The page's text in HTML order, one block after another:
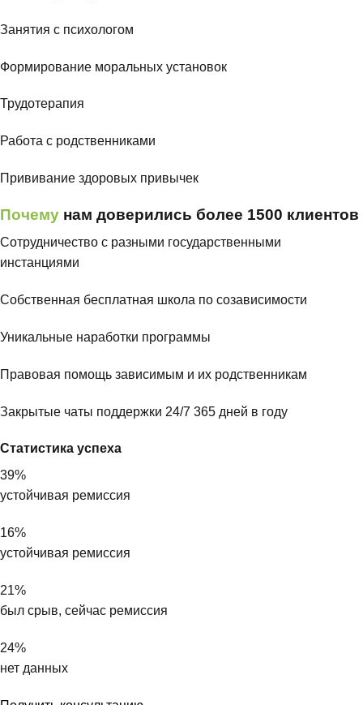
Занятия с психологом
Формирование моральных установок
Трудотерапия
Работа с родственниками
Прививание здоровых привычек
Почему нам доверились более 1500 клиентов
Cотрудничество с разными государственными
инстанциями
Cобственная бесплатная школа по созависимости
Уникальные наработки программы
Правовая помощь зависимым и их родственникам
Закрытые чаты поддержки 24/7 365 дней в году
Статистика успеха
39%
устойчивая ремиссия
16%
устойчивая ремиссия
21%
был срыв, сейчас ремиссия
24%
нет данных